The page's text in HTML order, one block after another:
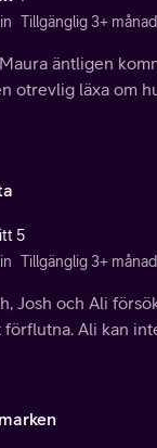
Tillgänglig 3+
äntligen
otrevlig läxa om
5
Tillgänglig 3+
Josh och Ali
förflutna. Ali kan